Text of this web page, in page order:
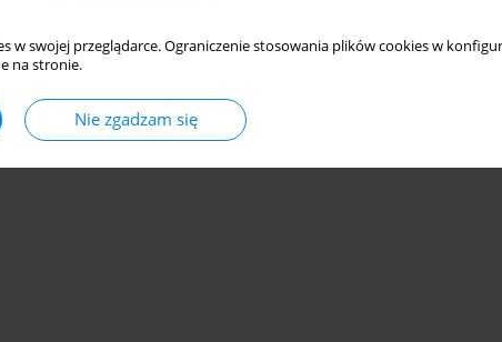
w swojej przeglądarce. Ograniczenie stosowania plików cookies w
na stronie.
Nie zgadzam się